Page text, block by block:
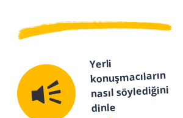
Yerli
konuşmacıların
nasıl söylediğini
dinle